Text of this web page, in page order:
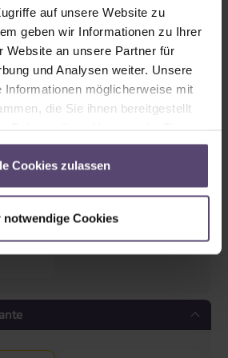
auf unsere Website zu
geben wir Informationen zu Ihrer
Website an unsere Partner für
und Analysen weiter. Unsere
Informationen möglicherweise mit
die Sie ihnen bereitgestellt
Cookies zulassen
notwendige Cookies
silber